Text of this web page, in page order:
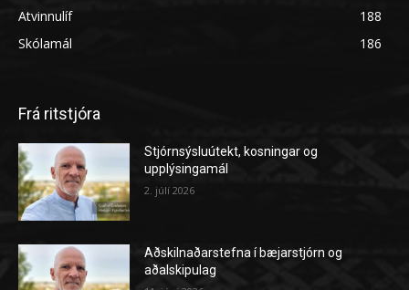
Atvinnulíf
188
Skólamál
186
Frá ritstjóra
Stjórnsýsluútekt, kosningar og
upplýsingamál
2. júlí 2026
Aðskilnaðarstefna í bæjarstjórn og
aðalskipulag